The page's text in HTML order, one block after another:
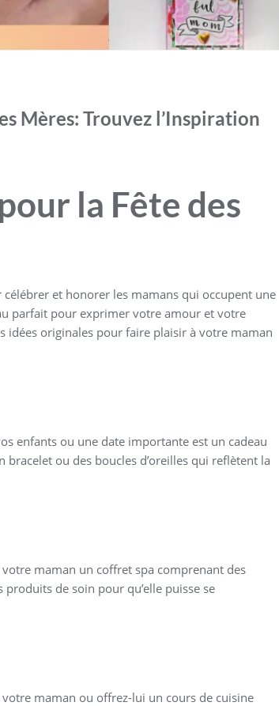
Mères: Trouvez l’Inspiration
la Fête des
et honorer les mamans qui occupent une
parfait pour exprimer votre amour et votre
idées originales pour faire plaisir à votre maman
enfants ou une date importante est un cadeau
ou des boucles d’oreilles qui reflètent la
maman un coffret spa comprenant des
de soin pour qu’elle puisse se
maman ou offrez-lui un cours de cuisine